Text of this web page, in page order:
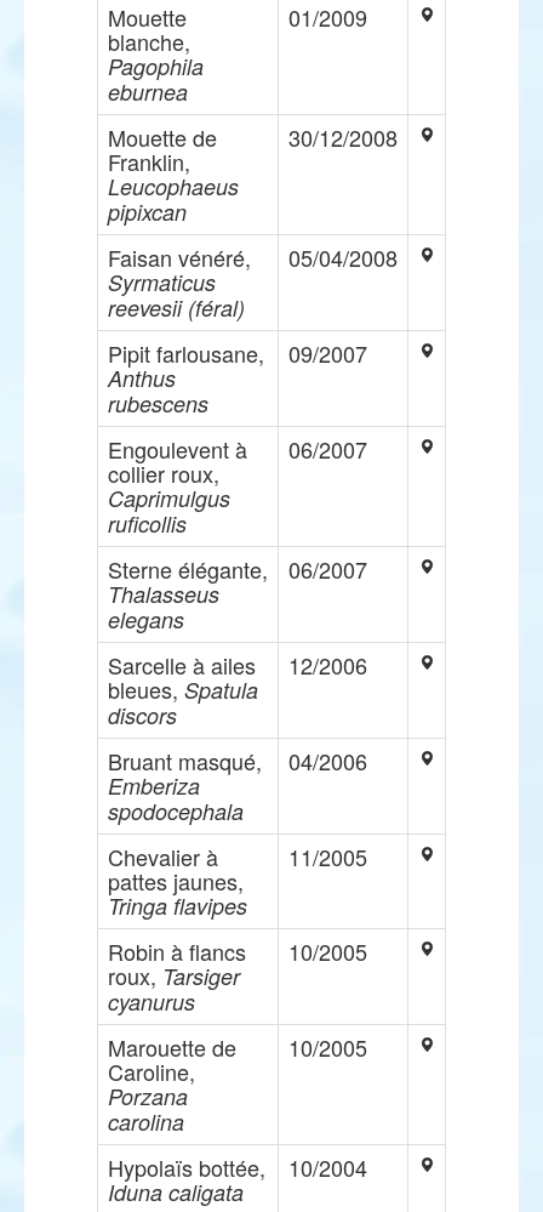
Mouette
blanche,
Pagophila
eburnea
01/2009
Mouette de
Franklin,
Leucophaeus
pipixcan
30/12/2008
Faisan vénéré,
Syrmaticus
reevesii (féral)
05/04/2008
Pipit farlousane,
Anthus
rubescens
09/2007
Engoulevent à
collier roux,
Caprimulgus
ruficollis
06/2007
Sterne élégante,
Thalasseus
elegans
06/2007
Sarcelle à ailes
bleues, Spatula
discors
12/2006
Bruant masqué,
Emberiza
spodocephala
04/2006
Chevalier à
pattes jaunes,
Tringa flavipes
11/2005
Robin à flancs
roux, Tarsiger
cyanurus
10/2005
Marouette de
Caroline,
Porzana
carolina
10/2005
Hypolaïs bottée,
Iduna caligata
10/2004